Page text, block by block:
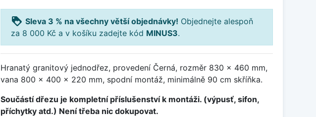
loyalty Sleva 3 % na všechny větší objednávky! Objednejte alespoň
za 8 000 Kč a v košíku zadejte kód MINUS3.
Hranatý granitový jednodřez, provedení Černá, rozměr 830 x 460 mm,
vana 800 x 400 x 220 mm, spodní montáž, minimálně 90 cm skříňka.
Součástí dřezu je kompletní příslušenství k montáži. (výpusť, sifon,
příchytky atd.) Není třeba nic dokupovat.